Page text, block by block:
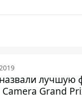
лучшую
Grand